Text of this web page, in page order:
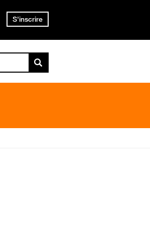
S'inscrire